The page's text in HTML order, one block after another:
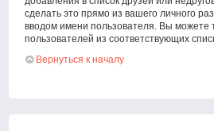
сделать это прямо из вашего личного
вводом имени пользователя. Вы можете
пользователей из соответствующих
Вернуться к началу